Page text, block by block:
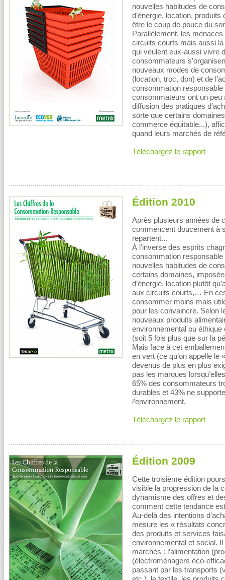
nouvelles habitudes de
d’énergie, location,
être le coup de pouce du
Parallèlement, les
circuits courts mais aussi
qui veulent eux-aussi vivre
consommateurs
nouveaux modes de
(location, troc, don) et de
consommation
consommateurs ont un
diffusion des pratiques
sorte que certains
commerce équitable...),
quand leurs marchés de
Téléchargez le rapport
Édition 2010
Après plusieurs années de
commencent doucement à
repartent...
À l’inverse des esprits
consommation
nouvelles habitudes de
certains domaines,
d’énergie, location plutôt
aux circuits courts,… En
consommer moins mais
pour les convaincre. Selon
nouveaux produits
environnemental ou
(soit 5 fois plus que sur la
Mais face à cet
en vert (ce qu’on appelle
devenus de plus en plus
pas les marques
65% des consommateurs
durables et 43% ne
l’environnement.
Téléchargez le rapport
Édition 2009
Cette troisième édition
visible la progression de la
dynamisme des offres et
comment cette tendance
Au-delà des intentions
mesure les « résultats
des produits et services
environnemental et social.
marchés : l’alimentation
(électroménagers éco-
passant par les transports